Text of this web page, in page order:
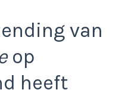
van
op
heeft